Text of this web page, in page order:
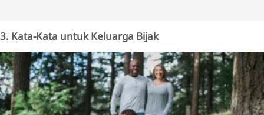
3. Kata-Kata untuk Keluarga Bijak